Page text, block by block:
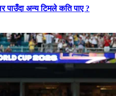
पाउँदा अन्य टिमले कति पाए ?